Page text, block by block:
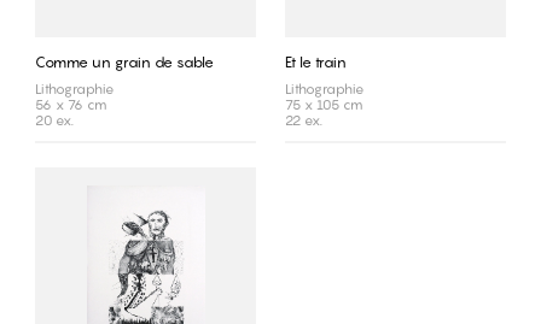
Comme un grain de sable
Lithographie
56 x 76 cm
20 ex.
Et le train
Lithographie
75 x 105 cm
22 ex.